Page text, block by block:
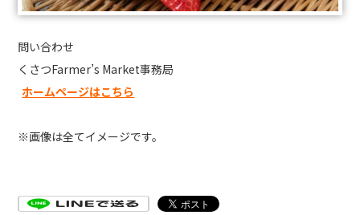
問い合わせ
くさつFarmer’s Market事務局
ホームページはこちら
※画像は全てイメージです。